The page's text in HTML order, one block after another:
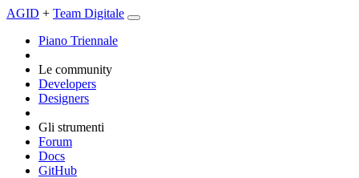
AGID + Team Digitale
Piano Triennale
Le community
Developers
Designers
Gli strumenti
Forum
Docs
GitHub